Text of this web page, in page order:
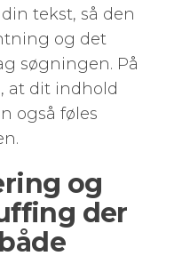
tekst, så den
og det
søgningen. På
at dit indhold
også føles
og
der